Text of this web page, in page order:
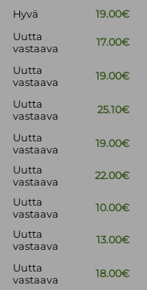
Hyvä
19.00€
Uutta
vastaava
17.00€
Uutta
vastaava
19.00€
Uutta
vastaava
25.10€
Uutta
vastaava
19.00€
Uutta
vastaava
22.00€
Uutta
vastaava
10.00€
Uutta
vastaava
13.00€
Uutta
vastaava
18.00€